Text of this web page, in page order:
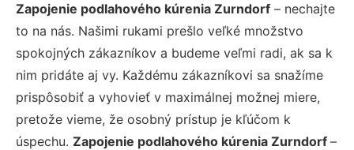
Zapojenie podlahového kúrenia Zurndorf – nechajte
to na nás. Našimi rukami prešlo veľké množstvo
spokojných zákazníkov a budeme veľmi radi, ak sa k
nim pridáte aj vy. Každému zákazníkovi sa snažíme
prispôsobiť a vyhovieť v maximálnej možnej miere,
pretože vieme, že osobný prístup je kľúčom k
úspechu. Zapojenie podlahového kúrenia Zurndorf –